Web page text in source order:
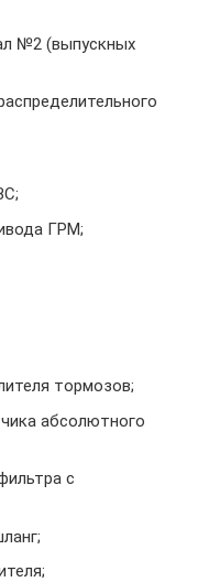
№2 (выпускных
ГРМ;
тормозов;
абсолютного
с